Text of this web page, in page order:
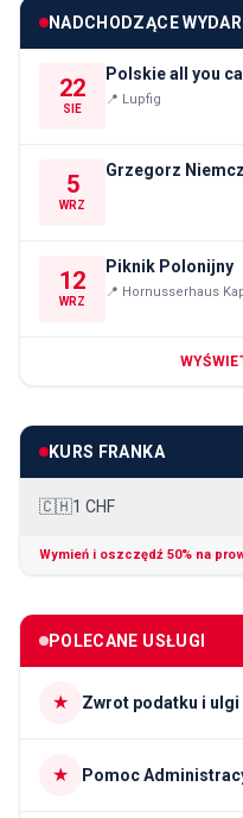
NADCHODZĄCE
22
SIE
Polskie all you
📍 Lupfig
5
WRZ
Grzegorz
12
WRZ
Piknik Polonijny
📍 Hornusserhaus
KURS FRANKA
🇨🇭1 CHF
Wymień i oszczędź 50% na
POLECANE USŁUGI
★ Zwrot podatku i ulgi
★ Pomoc